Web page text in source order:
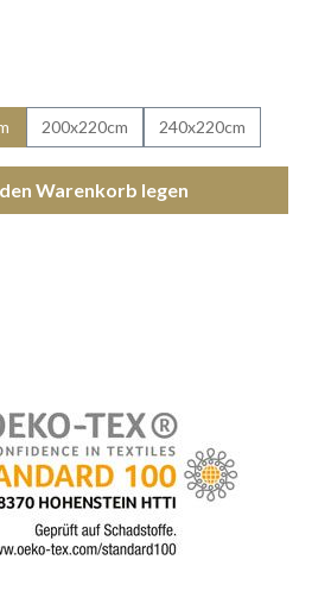
200x220cm 240x220cm
Wert ein
Warenkorb legen